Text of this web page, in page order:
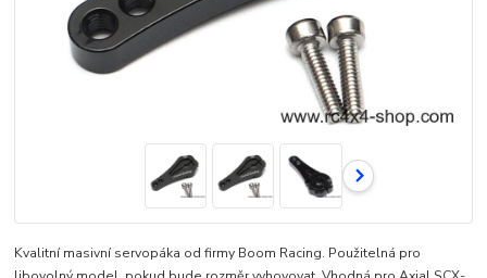
Kvalitní masivní servopáka od firmy Boom Racing. Použitelná pro